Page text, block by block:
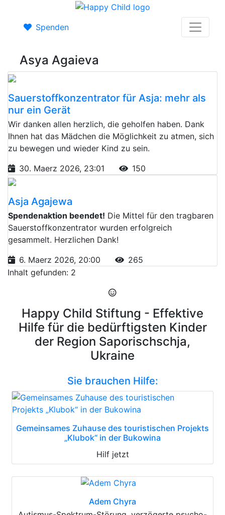
Spenden
Asya Agaieva
Sauerstoffkonzentrator für Asja: mehr als
nur ein Gerät
Wir danken allen herzlich, die geholfen haben. Dank
Ihnen hat das Mädchen die Möglichkeit zu atmen, sich
zu bewegen und wieder Kind zu sein.
30. Maerz 2026, 23:01
150
Asja Agajewa
Spendenaktion beendet! Die Mittel für den tragbaren
Sauerstoffkonzentrator wurden erfolgreich
gesammelt. Herzlichen Dank!
6. Maerz 2026, 20:00
265
Inhalt gefunden: 2
Happy Child Stiftung - Effektive
Hilfe für die bedürftigsten Kinder
der Region Saporischschja,
Ukraine
Sie brauchen Hilfe:
Gemeinsames Zuhause des touristischen Projekts
„Klubok“ in der Bukowina
Hilf jetzt
Adem Chyra